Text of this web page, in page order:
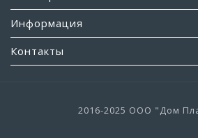
Информация
Контакты
2016-2025 ООО "Дом